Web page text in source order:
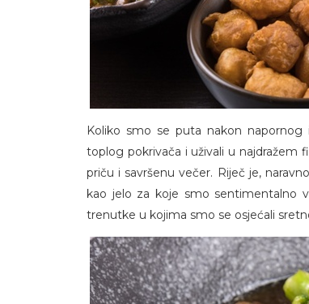
Koliko smo se puta nakon
toplog pokrivača i uživali u najdražem
priču i savršenu večer. Riječ je,
kao jelo za koje smo sentimentalno
trenutke u kojima smo se osjećali